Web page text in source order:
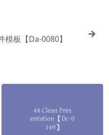
模板【Da-0080】